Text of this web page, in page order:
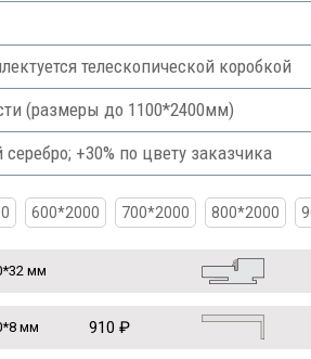
телескопической коробкой
(размеры до 1100*2400мм)
+30% по цвету заказчика
600*2000 700*2000 800*2000
мм
мм 910 ₽